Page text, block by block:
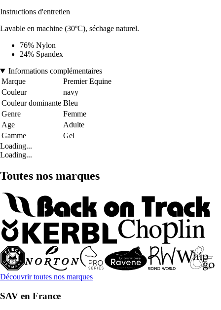
Instructions d'entretien
Lavable en machine (30ºC), séchage naturel.
76% Nylon
24% Spandex
Informations complémentaires
Marque
Premier Equine
Couleur
navy
Couleur dominante Bleu
Genre
Femme
Age
Adulte
Gamme
Gel
Loading...
Loading...
Toutes nos marques
Découvrir toutes nos marques
SAV en France